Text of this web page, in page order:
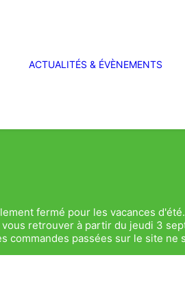
ACTUALITÉS & ÉVÈNEMENTS
fermé pour les vacances d'été.
retrouver à partir du jeudi 3
commandes passées sur le site ne